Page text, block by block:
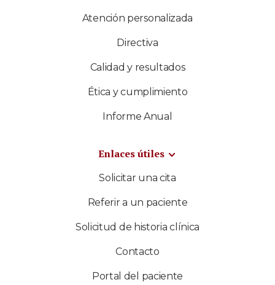
Atención personalizada
Directiva
Calidad y resultados
Ética y cumplimiento
Informe Anual
Enlaces útiles
Solicitar una cita
Referir a un paciente
Solicitud de historia clínica
Contacto
Portal del paciente